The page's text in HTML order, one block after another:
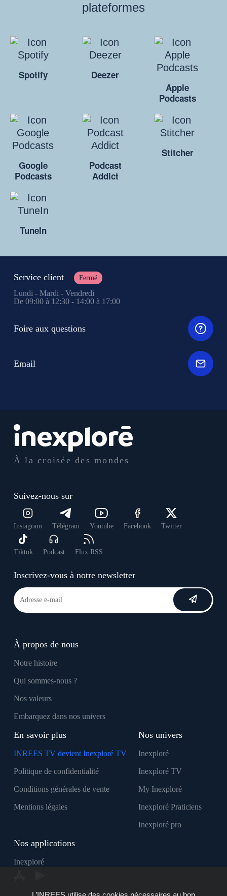
plateformes
Spotify
Deezer
Apple
Podcasts
Google
Podcasts
Podcast
Addict
Stitcher
TuneIn
À la croisée des mondes
Suivez-nous sur
Instagram Télégram Youtube Facebook Twitter
Tiktok Podcast Flux RSS
Inscrivez-vous à notre newsletter
À propos de nous
Notre histoire
Qui sommes-nous ?
Nos valeurs
Embarquez dans nos univers
En savoir plus
INREES TV devient Inexploré TV
Politique de confidentialité
Conditions générales de vente
Mentions légales
Nos univers
Inexploré
Inexploré TV
My Inexploré
Inexploré Praticiens
Inexploré pro
Nos applications
Inexploré
Service client Fermé
Lundi - Mardi - Vendredi
De 09:00 à 12:30 - 14:00 à 17:00
Foire aux questions
Email